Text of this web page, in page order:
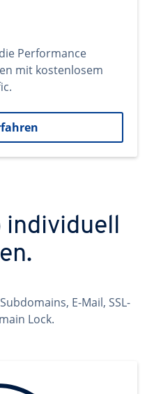
Performance
mit kostenlosem
individuell
E-Mail, SSL-
Lock.